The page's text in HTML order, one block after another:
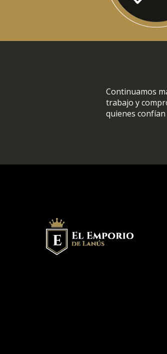
Continuamos
trabajo y
quienes